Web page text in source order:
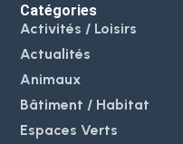
Catégories
Activités / Loisirs
Actualités
Animaux
Bâtiment / Habitat
Espaces Verts